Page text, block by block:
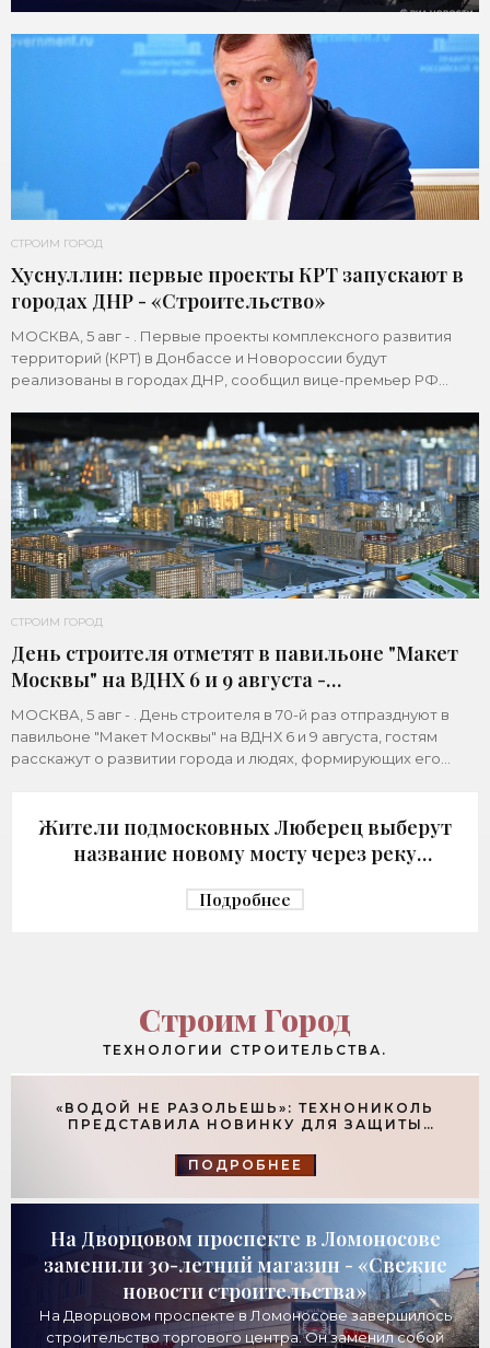
СТРОИМ ГОРОД
Хуснуллин: первые проекты КРТ запускают в
городах ДНР - «Строительство»
МОСКВА, 5 авг - . Первые проекты комплексного развития
территорий (КРТ) в Донбассе и Новороссии будут
реализованы в городах ДНР, сообщил вице-премьер РФ
СТРОИМ ГОРОД
День строителя отметят в павильоне "Макет
Москвы" на ВДНХ 6 и 9 августа -
«Строительство»
МОСКВА, 5 авг - . День строителя в 70-й раз отпразднуют в
павильоне "Макет Москвы" на ВДНХ 6 и 9 августа, гостям
расскажут о развитии города и людях, формирующих его
Жители подмосковных Люберец выберут
название новому мосту через реку
Подробнее
Строим Город
ТЕХНОЛОГИИ СТРОИТЕЛЬСТВА.
«ВОДОЙ НЕ РАЗОЛЬЕШЬ»: ТЕХНОНИКОЛЬ
ПРЕДСТАВИЛА НОВИНКУ ДЛЯ ЗАЩИТЫ
СТРОИТЕЛЬСТВА»
ПОДРОБНЕЕ
На Дворцовом проспекте в Ломоносове
заменили 30-летний магазин - «Свежие
новости строительства»
На Дворцовом проспекте в Ломоносове завершилось
строительство торгового центра. Он заменил собой